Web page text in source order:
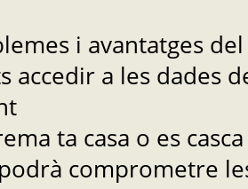
i avantatges
accedir a les dades
ta casa o es
comprometre